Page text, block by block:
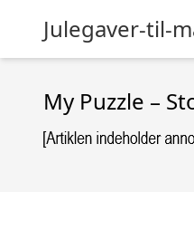
Julegaver-til-
My Puzzle –